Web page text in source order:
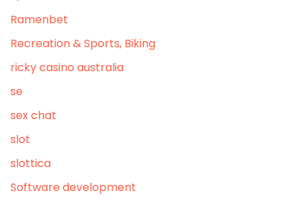
Ramenbet
Recreation & Sports, Biking
ricky casino australia
se
sex chat
slot
slottica
Software development